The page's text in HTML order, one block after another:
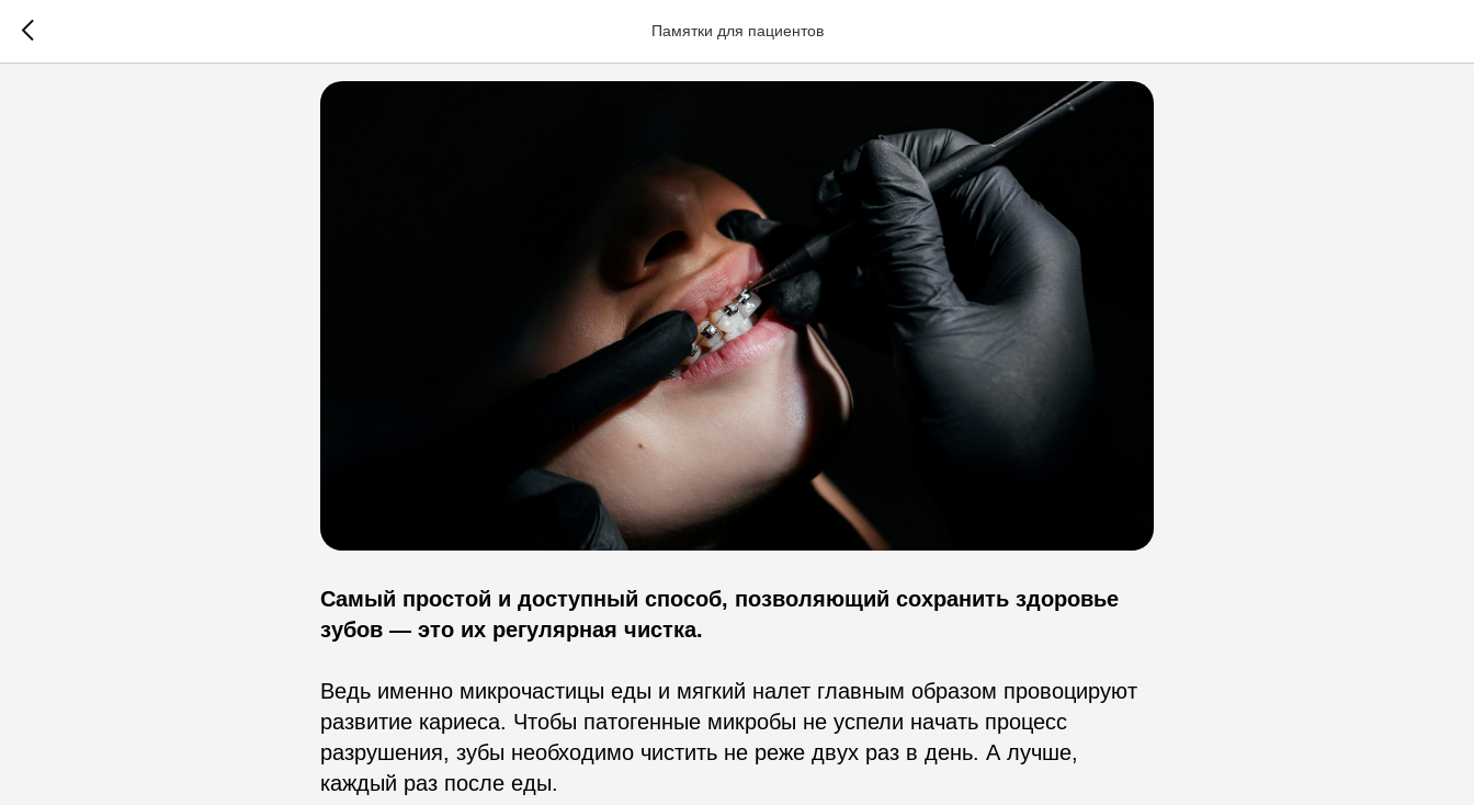
Памятки для пациентов
Памятка пациенту после установки брекетов
Самый простой и доступный способ, позволяющий сохранить здоровье
зубов — это их регулярная чистка.
Ведь именно микрочастицы еды и мягкий налет главным образом провоцируют
развитие кариеса. Чтобы патогенные микробы не успели начать процесс
разрушения, зубы необходимо чистить не реже двух раз в день. А лучше,
каждый раз после еды.